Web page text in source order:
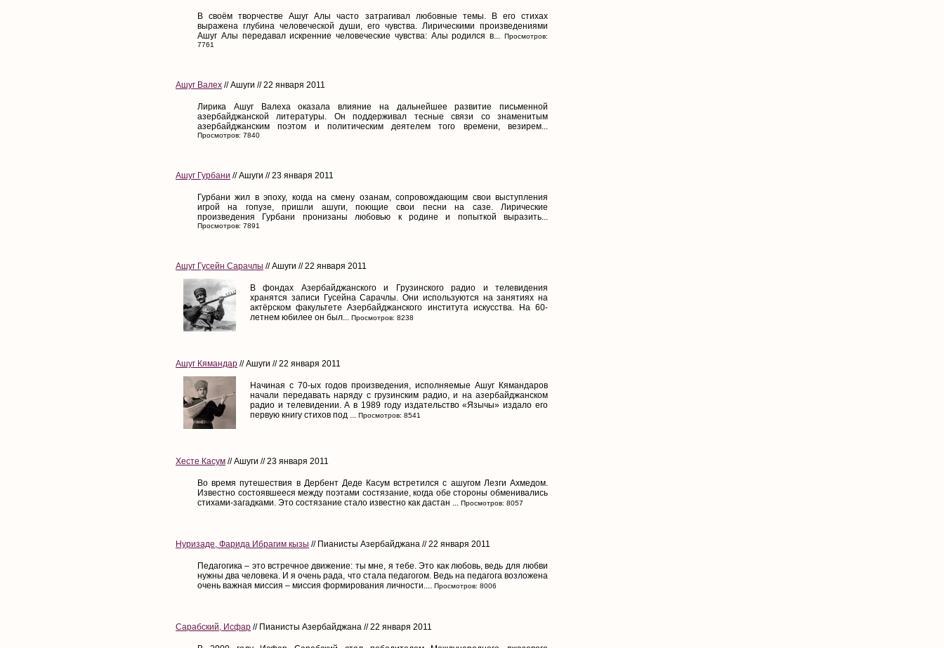
В своём творчестве Ашуг Алы часто затрагивал любовные темы. В его стихах
выражена глубина человеческой души, его чувства. Лирическими произведениями
Ашуг Алы передавал искренние человеческие чувства: Алы родился в... Просмотров:
7761
Ашуг Валех // Ашуги // 22 января 2011
Лирика Ашуг Валеха оказала влияние на дальнейшее развитие письменной
азербайджанской литературы. Он поддерживал тесные связи со знаменитым
азербайджанским поэтом и политическим деятелем того времени, везирем...
Просмотров: 7840
Ашуг Гурбани // Ашуги // 23 января 2011
Гурбани жил в эпоху, когда на смену озанам, сопровождающим свои выступления
игрой на гопузе, пришли ашуги, поющие свои песни на сазе. Лирические
произведения Гурбани пронизаны любовью к родине и попыткой выразить...
Просмотров: 7891
Ашуг Гусейн Сарачлы // Ашуги // 22 января 2011
В фондах Азербайджанского и Грузинского радио и телевидения
хранятся записи Гусейна Сарачлы. Они используются на занятиях на
актёрском факультете Азербайджанского института искусства. На 60-
летнем юбилее он был... Просмотров: 8238
Ашуг Кямандар // Ашуги // 22 января 2011
Начиная с 70-ых годов произведения, исполняемые Ашуг Кямандаров
начали передавать наряду с грузинским радио, и на азербайджанском
радио и телевидении. А в 1989 году издательство «Язычы» издало его
первую книгу стихов под ... Просмотров: 8541
Хесте Касум // Ашуги // 23 января 2011
Во время путешествия в Дербент Деде Касум встретился с ашугом Лезги Ахмедом.
Известно состоявшееся между поэтами состязание, когда обе стороны обменивались
стихами-загадками. Это состязание стало известно как дастан ... Просмотров: 8057
Нуризаде, Фарида Ибрагим кызы // Пианисты Азербайджана // 22 января 2011
Педагогика – это встречное движение: ты мне, я тебе. Это как любовь, ведь для любви
нужны два человека. И я очень рада, что стала педагогом. Ведь на педагога возложена
очень важная миссия – миссия формирования личности.... Просмотров: 8006
Сарабский, Исфар // Пианисты Азербайджана // 22 января 2011